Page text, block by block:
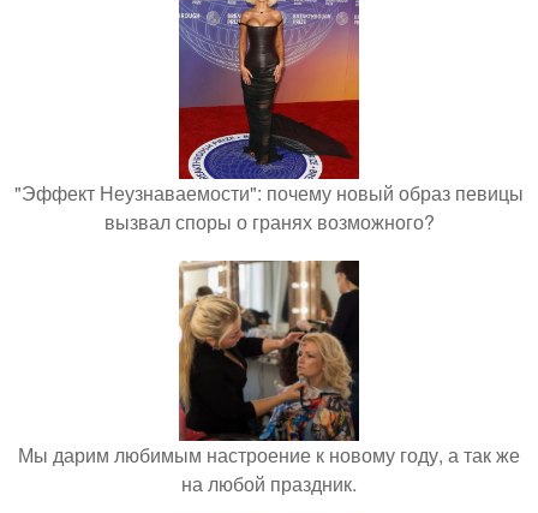
"Эффект Неузнаваемости": почему новый образ певицы
вызвал споры о гранях возможного?
Мы дарим любимым настроение к новому году, а так же
на любой праздник.